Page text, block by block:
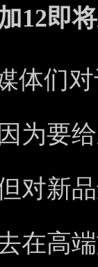
12即
体们
为要
对新
在高